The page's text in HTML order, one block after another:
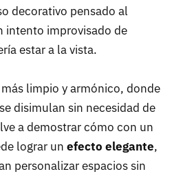
decorativo pensado al
intento improvisado de
estar a la vista.
limpio y armónico, donde
disimulan sin necesidad de
a demostrar cómo con un
lograr un efecto elegante,
personalizar espacios sin